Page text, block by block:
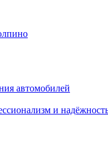
автомобилей
и